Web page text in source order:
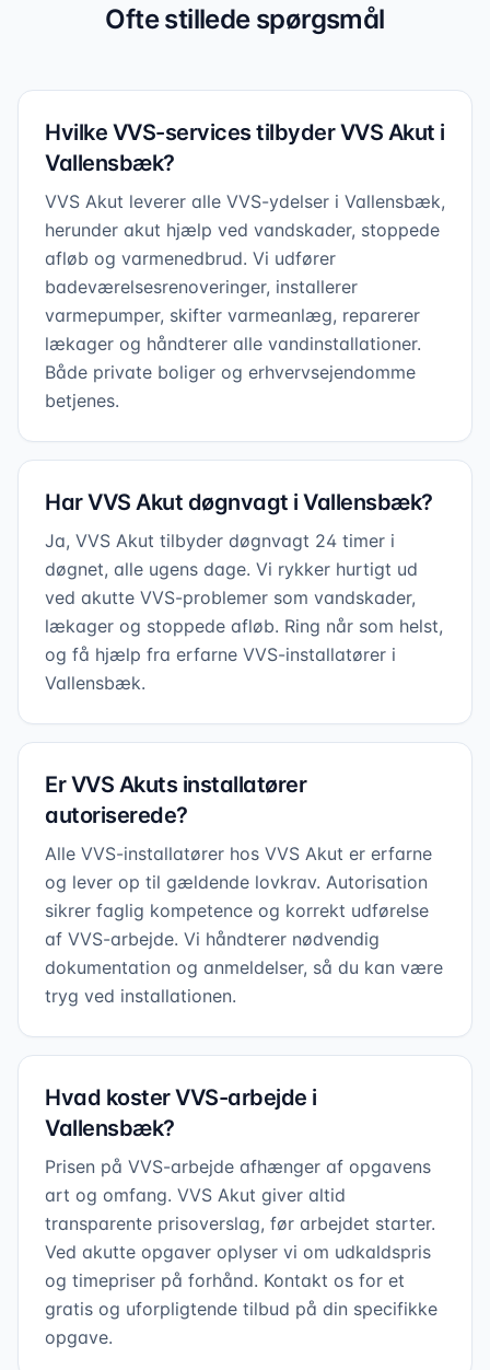
Ofte stillede spørgsmål
Hvilke VVS-services tilbyder VVS Akut i
Vallensbæk?
VVS Akut leverer alle VVS-ydelser i Vallensbæk,
herunder akut hjælp ved vandskader, stoppede
afløb og varmenedbrud. Vi udfører
badeværelsesrenoveringer, installerer
varmepumper, skifter varmeanlæg, reparerer
lækager og håndterer alle vandinstallationer.
Både private boliger og erhvervsejendomme
betjenes.
Har VVS Akut døgnvagt i Vallensbæk?
Ja, VVS Akut tilbyder døgnvagt 24 timer i
døgnet, alle ugens dage. Vi rykker hurtigt ud
ved akutte VVS-problemer som vandskader,
lækager og stoppede afløb. Ring når som helst,
og få hjælp fra erfarne VVS-installatører i
Vallensbæk.
Er VVS Akuts installatører
autoriserede?
Alle VVS-installatører hos VVS Akut er erfarne
og lever op til gældende lovkrav. Autorisation
sikrer faglig kompetence og korrekt udførelse
af VVS-arbejde. Vi håndterer nødvendig
dokumentation og anmeldelser, så du kan være
tryg ved installationen.
Hvad koster VVS-arbejde i
Vallensbæk?
Prisen på VVS-arbejde afhænger af opgavens
art og omfang. VVS Akut giver altid
transparente prisoverslag, før arbejdet starter.
Ved akutte opgaver oplyser vi om udkaldspris
og timepriser på forhånd. Kontakt os for et
gratis og uforpligtende tilbud på din specifikke
opgave.